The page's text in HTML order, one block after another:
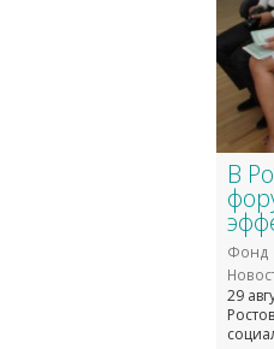
В
Фонд
29